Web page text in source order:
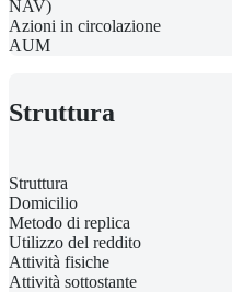
NAV)
Azioni in circolazione
AUM
Struttura
Struttura
Domicilio
Metodo di replica
Utilizzo del reddito
Attività fisiche
Attività sottostante